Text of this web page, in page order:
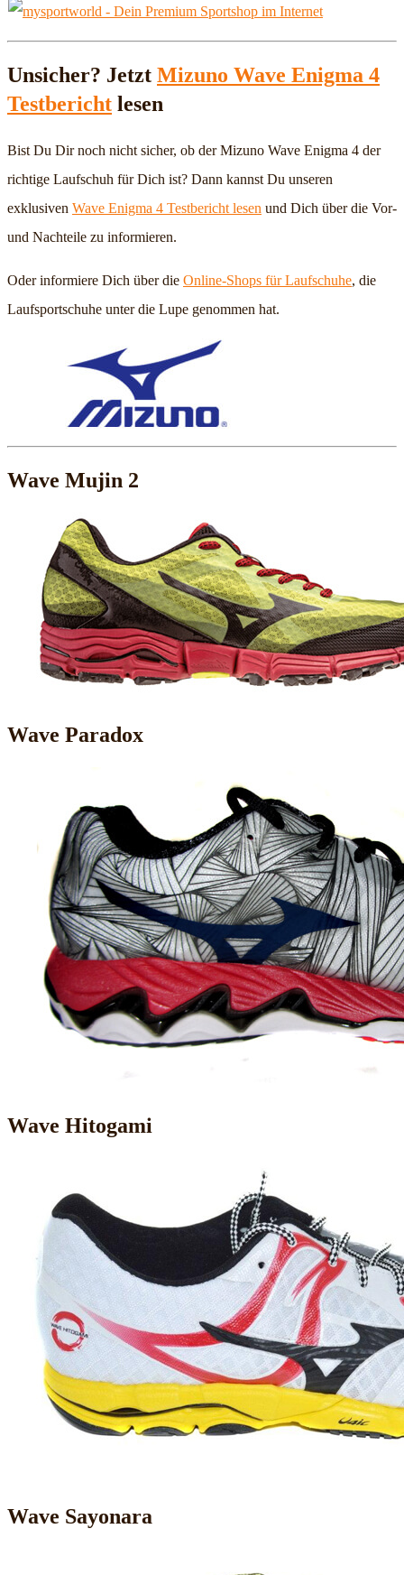
Unsicher? Jetzt Mizuno Wave Enigma 4
Testbericht lesen
Bist Du Dir noch nicht sicher, ob der Mizuno Wave Enigma 4 der
richtige Laufschuh für Dich ist? Dann kannst Du unseren
exklusiven Wave Enigma 4 Testbericht lesen und Dich über die Vor-
und Nachteile zu informieren.
Oder informiere Dich über die Online-Shops für Laufschuhe, die
Laufsportschuhe unter die Lupe genommen hat.
Wave Mujin 2
Wave Paradox
Wave Hitogami
Wave Sayonara